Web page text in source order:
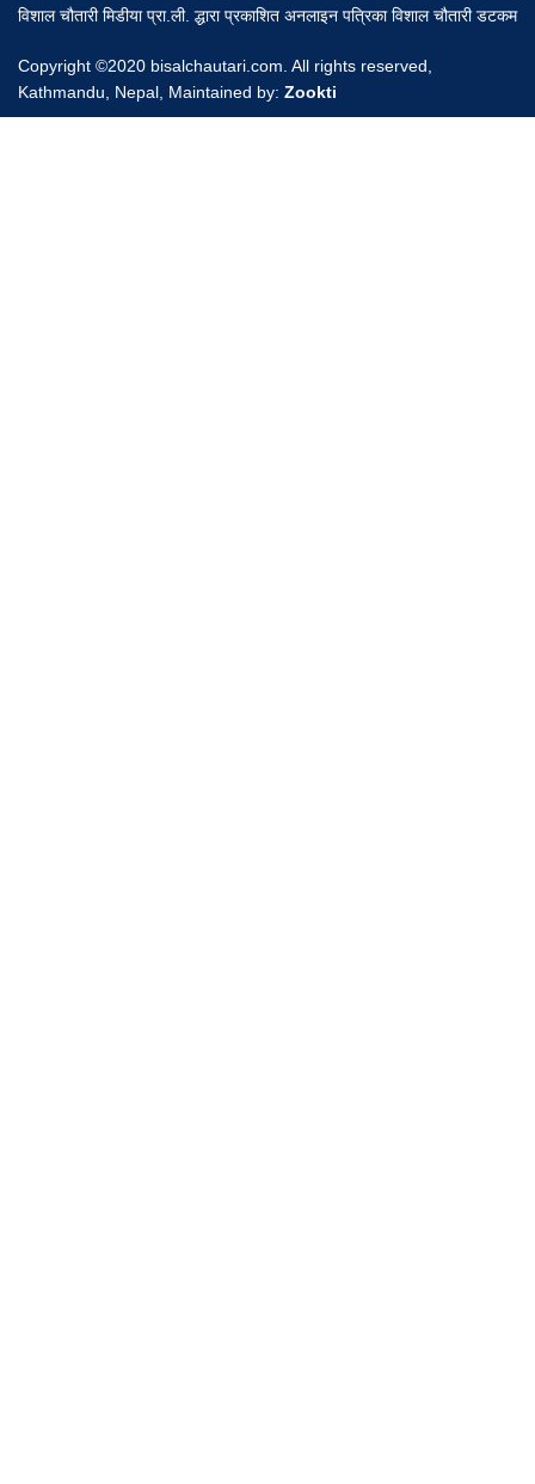
विशाल चौतारी मिडीया प्रा.ली. द्धारा प्रकाशित अनलाइन पत्रिका विशाल चौतारी डटकम
Copyright ©2020 bisalchautari.com. All rights reserved,
Kathmandu, Nepal, Maintained by: Zookti